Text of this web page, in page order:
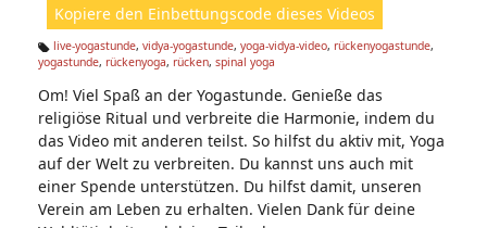
n:
Kopiere den Einbettungscode dieses Videos
Ta
s:
live-yogastunde, vidya-yogastunde, yoga-vidya-video, rückenyogastunde,
yogastunde, rückenyoga, rücken, spinal yoga
Om! Viel Spaß an der Yogastunde. Genieße das
religiöse Ritual und verbreite die Harmonie, indem du
das Video mit anderen teilst. So hilfst du aktiv mit, Yoga
auf der Welt zu verbreiten. Du kannst uns auch mit
einer Spende unterstützen. Du hilfst damit, unseren
Verein am Leben zu erhalten. Vielen Dank für deine